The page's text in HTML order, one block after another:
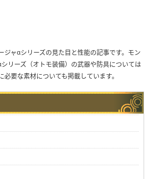
ジャαシリーズの見た目と性能の記事です。モン
リーズ（オトモ装備）の武器や防具については
要な素材についても掲載しています。